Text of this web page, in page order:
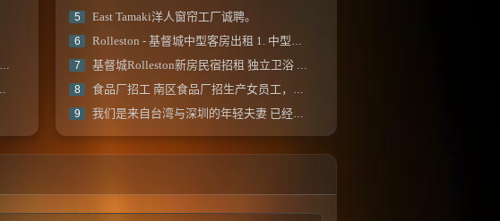
5 East Tamaki洋人窗帘工厂诚聘。
6 Rolleston - 基督城中型客房出租 1. 中型双人床房...
7 基督城Rolleston新房民宿招租 独立卫浴 现有两...
8 食品厂招工 南区食品厂招生产女员工，一周5-...
9 我们是来自台湾与深圳的年轻夫妻 已经来新西...